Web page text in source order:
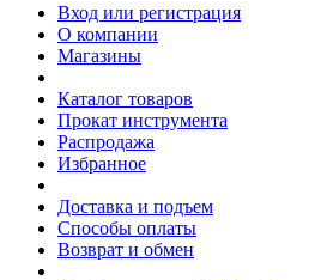
Вход или регистрация
О компании
Магазины
Каталог товаров
Прокат инструмента
Распродажа
Избранное
Доставка и подъем
Способы оплаты
Возврат и обмен